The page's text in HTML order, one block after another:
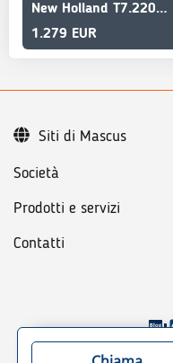
New Holland T7.220 Front Axle Final Drive CNH 47984390
1.279 EUR
Società
Prodotti e servizi
Contatti
Siti di Mascus